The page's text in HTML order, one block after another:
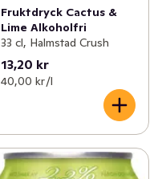
Fruktdryck Cactus &
Lime Alkoholfri
33 cl, Halmstad Crush
13,20 kr
40,00 kr /l